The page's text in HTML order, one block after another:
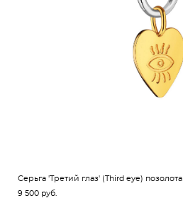
Серьга 'Третий глаз' (Third eye) позолота
9 500 pуб.